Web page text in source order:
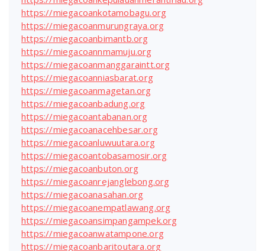
https://miegacoankotamobagu.org
https://miegacoanmurungraya.org
https://miegacoanbimantb.org
https://miegacoannmamuju.org
https://miegacoanmanggaraintt.org
https://miegacoanniasbarat.org
https://miegacoanmagetan.org
https://miegacoanbadung.org
https://miegacoantabanan.org
https://miegacoanacehbesar.org
https://miegacoanluwuutara.org
https://miegacoantobasamosir.org
https://miegacoanbuton.org
https://miegacoanrejanglebong.org
https://miegacoanasahan.org
https://miegacoanempatlawang.org
https://miegacoansimpangampek.org
https://miegacoanwatampone.org
https://miegacoanbaritoutara.org